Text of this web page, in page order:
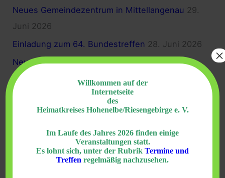
h
Neues Gemeindezentrum in Mittellangenau 29.
Juni 2026
Einladung zum 64. Bundestreffen 28. Juni 2026
Neues aus Hohenelbe 25. Juni 2026
Juli 2026
Juni 2026
Willkommen auf der
Internetseite
des
Heimatkreises Hohenelbe/Riesengebirge e. V.
Im Laufe des Jahres 2026 finden einige
Veranstaltungen statt.
Es lohnt sich, unter der Rubrik Termine und
Treffen regelmäßig nachzusehen.
×